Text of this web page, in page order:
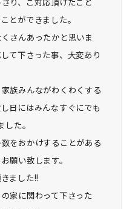
とができました。
さんあったかと思いま
て下さった事、大変あり
族みんながわくわくする
日にはみんなすぐにでも
た。
をおかけすることがある
願い致します。
ました!!
家に関わって下さった